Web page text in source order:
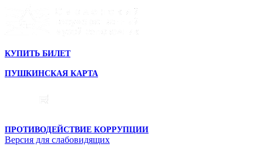
КУПИТЬ БИЛЕТ
ПУШКИНСКАЯ КАРТА
ПРОТИВОДЕЙСТВИЕ КОРРУПЦИИ
Версия для слабовидящих